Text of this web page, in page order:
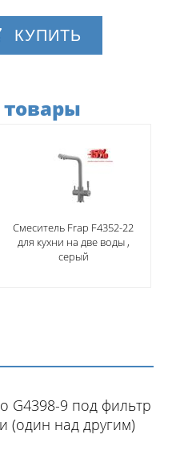
КУПИТЬ
Смеситель Frap F4352-22
для кухни на две воды ,
серый
G4398-9 под фильтр
(один над другим)